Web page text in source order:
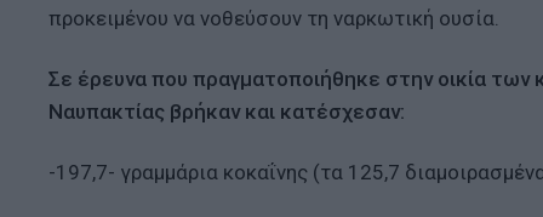
προκειμένου να νοθεύσουν τη ναρκωτική ουσία.
Σε έρευνα που πραγματοποιήθηκε στην οικία των
Ναυπακτίας βρήκαν και κατέσχεσαν:
-197,7- γραμμάρια κοκαΐνης (τα 125,7